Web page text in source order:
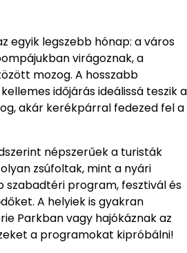
egyik legszebb hónap: a város
virágoznak, a
mozog. A hosszabb
időjárás ideálissá teszik a
akár kerékpárral fedezed fel a
népszerűek a turisták
zsúfoltak, mint a nyári
szabadtéri program, fesztivál és
A helyiek is gyakran
Parkban vagy hajókáznak az
a programokat kipróbálni!